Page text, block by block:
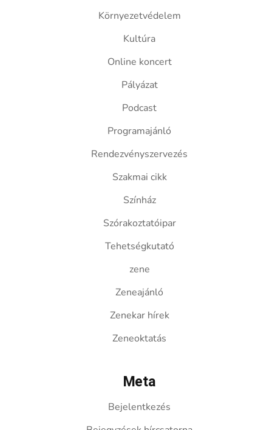
Környezetvédelem
Kultúra
Online koncert
Pályázat
Podcast
Programajánló
Rendezvényszervezés
Szakmai cikk
Színház
Szórakoztatóipar
Tehetségkutató
zene
Zeneajánló
Zenekar hírek
Zeneoktatás
Meta
Bejelentkezés